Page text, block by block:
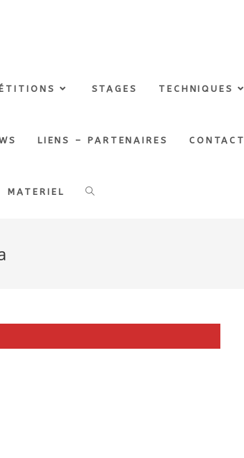
STAGES TECHNIQUES
LIENS – PARTENAIRES CONTACT
MATERIEL